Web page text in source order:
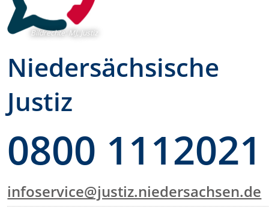
Bildrechte: MJ, Justiz
Niedersächsische
Justiz
0800 1112021
infoservice@justiz.niedersachsen.de